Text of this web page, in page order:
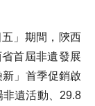
」期間，陝西
首屆非遺發展
新」首季促銷啟
遺活動、29.8